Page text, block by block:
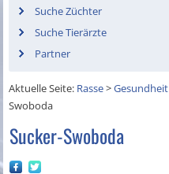
Suche Züchter
Suche Tierärzte
Partner
Aktuelle Seite: Rasse>Gesundheit
Swoboda
Sucker-Swoboda